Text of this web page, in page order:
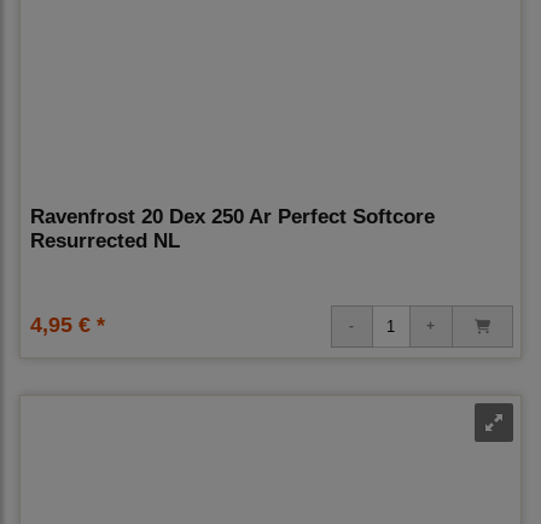
Ravenfrost 20 Dex 250 Ar Perfect Softcore
Resurrected NL
4,95 € *